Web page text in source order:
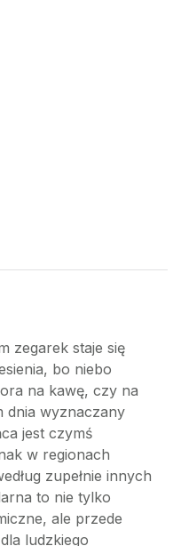
zegarek staje się
bo niebo
na kawę, czy na
dnia wyznaczany
jest czymś
w regionach
zupełnie innych
to nie tylko
ale przede
ludzkiego